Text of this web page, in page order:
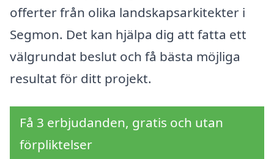
offerter från olika landskapsarkitekter i
Segmon. Det kan hjälpa dig att fatta ett
välgrundat beslut och få bästa möjliga
resultat för ditt projekt.
Få 3 erbjudanden, gratis och utan
förpliktelser